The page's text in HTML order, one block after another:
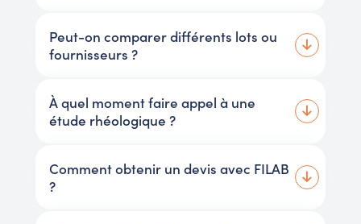
Peut-on comparer différents lots ou
fournisseurs ?
À quel moment faire appel à une
étude rhéologique ?
Comment obtenir un devis avec FILAB
?